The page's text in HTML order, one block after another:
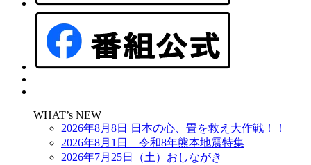
WHAT’s NEW
2026年8月8日 日本の心、畳を救え大作戦！！
2026年8月1日 令和8年熊本地震特集
2026年7月25日（土）おしながき